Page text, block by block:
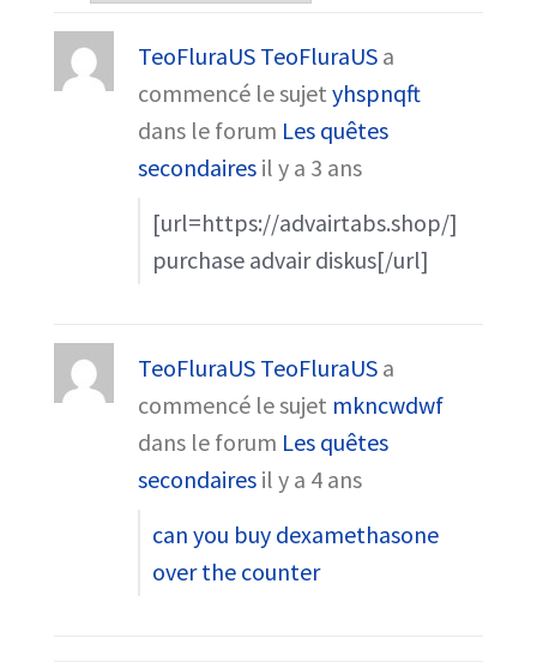
TeoFluraUS TeoFluraUS a
commencé le sujetyhspnqft
dans le forum Les quêtes
secondaires il y a 3 ans
[url=https://advairtabs.shop/]
purchase advair diskus[/url]
TeoFluraUS TeoFluraUS a
commencé le sujet mkncwdwf
dans le forum Les quêtes
secondaires il y a 4 ans
can you buy dexamethasone
over the counter